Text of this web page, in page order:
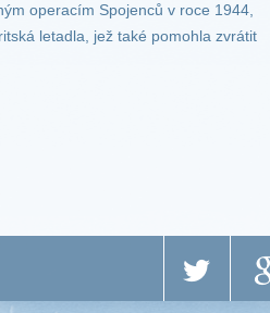
operacím Spojenců v roce 1944,
letadla, jež také pomohla zvrátit